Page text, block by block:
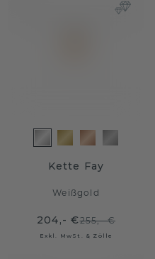
Kette Fay
Weißgold
204,- €255,- €
Exkl. MwSt. & Zölle